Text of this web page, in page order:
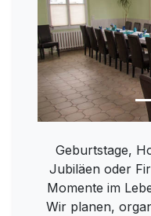
Geburtstage,
Jubiläen oder
Momente im
Wir planen,